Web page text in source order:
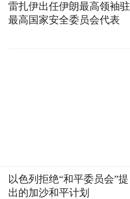
雷扎伊出任伊朗最高领袖驻
最高国家安全委员会代表
以色列拒绝“和平委员会”提
出的加沙和平计划